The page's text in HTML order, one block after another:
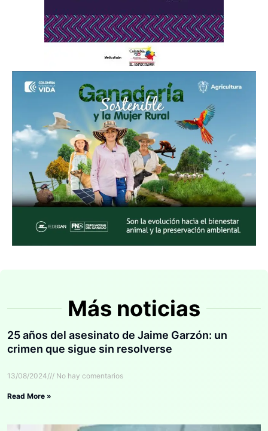
Más noticias
25 años del asesinato de Jaime Garzón: un
crimen que sigue sin resolverse
13/08/2024 No hay comentarios
Read More »